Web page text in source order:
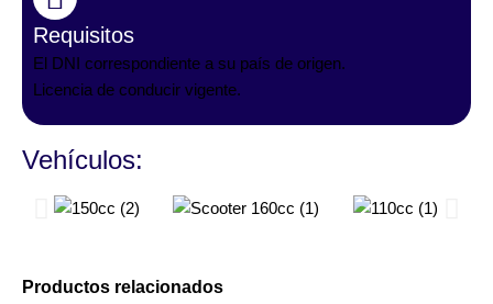
Requisitos
El DNI correspondiente a su país de origen.
Licencia de conducir vigente.
Vehículos:
Productos relacionados